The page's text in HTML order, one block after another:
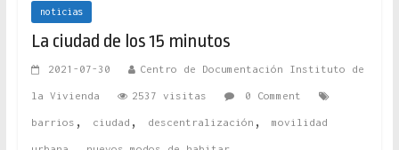
noticias
La ciudad de los 15 minutos
2021-07-30 Centro de Documentación Instituto de
la Vivienda 2537 visitas 0 Comment
barrios , ciudad , descentralización , movilidad